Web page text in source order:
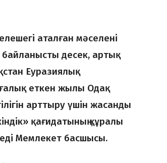
аталған мәселені
десек, артық
Еуразиялық
еткен жылы Одақ
арттыру үшін жасанды
қағидатының құралы
Мемлекет басшысы.